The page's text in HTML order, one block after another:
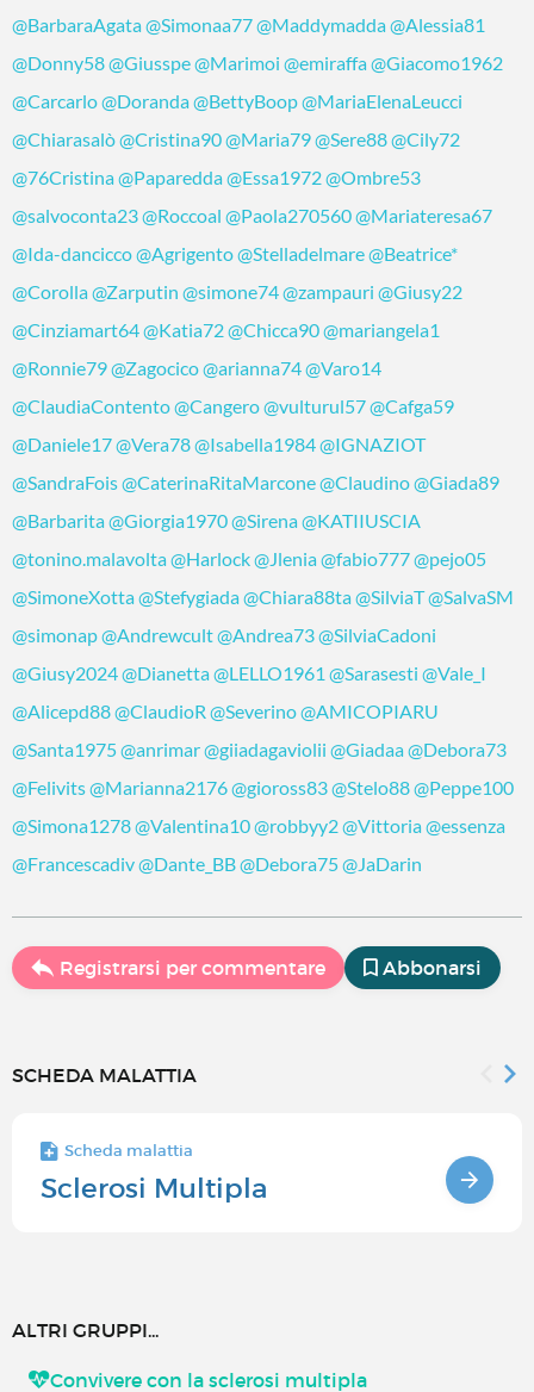
@BarbaraAgata@Simonaa77@Maddymadda@Alessia81
@Donny58@Giusspe@Marimoi @emiraffa@Giacomo1962
@Carcarlo@Doranda@BettyBoop@MariaElenaLeucci
@Chiarasalò@Cristina90@Maria79@Sere88@Cily72
@76Cristina@Paparedda@Essa1972@Ombre53
@salvoconta23@Roccoal @Paola270560@Mariateresa67
@Ida-dancicco@Agrigento@Stelladelmare@Beatrice*
@Corolla@Zarputin @simone74@zampauri @Giusy22
@Cinziamart64@Katia72@Chicca90@mariangela1
@Ronnie79@Zagocico@arianna74@Varo14
@ClaudiaContento@Cangero@vulturul57@Cafga59
@Daniele17@Vera78@Isabella1984@IGNAZIOT
@SandraFois@CaterinaRitaMarcone@Claudino@Giada89
@Barbarita@Giorgia1970@Sirena@KATIIUSCIA
@tonino.malavolta@Harlock@Jlenia@fabio777@pejo05
@SimoneXotta@Stefygiada@Chiara88ta@SilviaT@SalvaSM
@simonap@Andrewcult@Andrea73@SilviaCadoni
@Giusy2024@Dianetta@LELLO1961 @Sarasesti @Vale_I
@Alicepd88@ClaudioR @Severino@AMICOPIARU
@Santa1975@anrimar@giiadagaviolii @Giadaa@Debora73
@Felivits@Marianna2176@gioross83@Stelo88@Peppe100
@Simona1278@Valentina10@robbyy2@Vittoria@essenza
@Francescadiv@Dante_BB@Debora75@JaDarin
Registrarsi per commentare Abbonarsi
SCHEDA MALATTIA
Scheda malattia
Sclerosi Multipla
ALTRI GRUPPI...
Convivere con la sclerosi multipla